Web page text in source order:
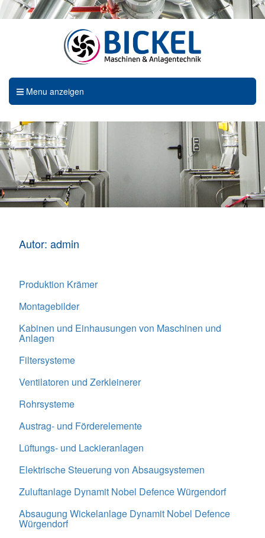
Menu anzeigen
Autor: admin
Produktion Krämer
Montagebilder
Kabinen und Einhausungen von Maschinen und
Anlagen
Filtersysteme
Ventilatoren und Zerkleinerer
Rohrsysteme
Austrag- und Förderelemente
Lüftungs- und Lackieranlagen
Elektrische Steuerung von Absaugsystemen
Zuluftanlage Dynamit Nobel Defence Würgendorf
Absaugung Wickelanlage Dynamit Nobel Defence
Würgendorf